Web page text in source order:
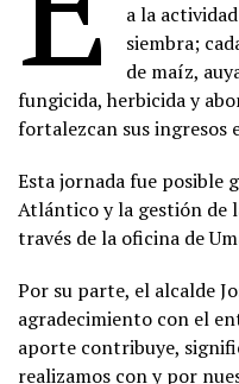
a la
siembra;
de maíz,
fungicida, herbicida y
fortalezcan sus ingresos
Esta jornada fue posible
Atlántico y la gestión de
través de la oficina de
Por su parte, el alcalde
agradecimiento con el
aporte contribuye,
realizamos con y por